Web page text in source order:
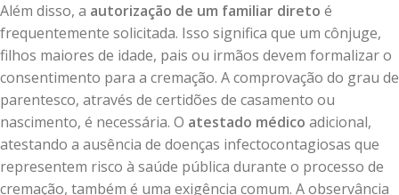
Além disso, a autorização de um familiar direto é
frequentemente solicitada. Isso significa que um cônjuge,
filhos maiores de idade, pais ou irmãos devem formalizar o
consentimento para a cremação. A comprovação do grau de
parentesco, através de certidões de casamento ou
nascimento, é necessária. O atestado médico adicional,
atestando a ausência de doenças infectocontagiosas que
representem risco à saúde pública durante o processo de
cremação, também é uma exigência comum. A observância